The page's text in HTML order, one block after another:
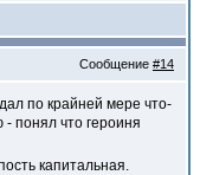
Сообщение #14
по крайней мере что-
понял что героиня
капитальная.